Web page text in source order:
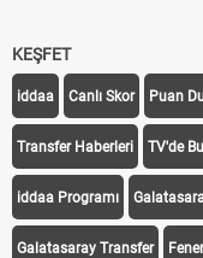
KEŞFET
iddaa Canlı Skor Puan
Transfer Haberleri TV'de
iddaa Programı
Galatasaray Transfer